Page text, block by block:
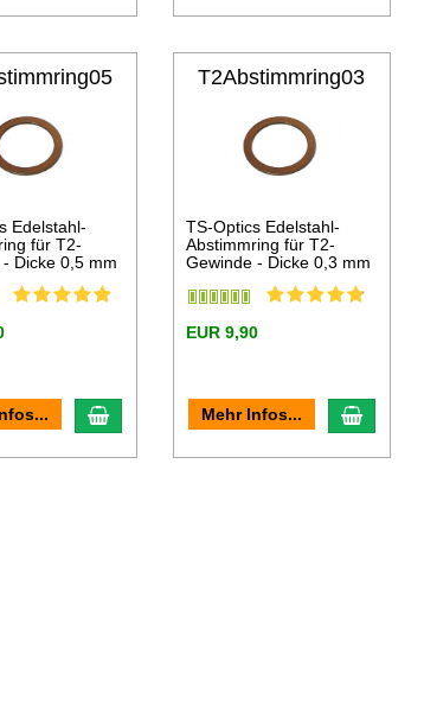
Edelstahl-
für T2-
Dicke 0,5 mm
In den Warenkorb
T2Abstimmring03
TS-Optics Edelstahl-
Abstimmring für T2-
Gewinde - Dicke 0,3 mm
EUR 9,90
Mehr Infos... In den